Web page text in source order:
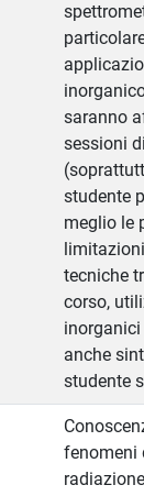
saranno
sessioni
studente
meglio le
tecniche
corso,
anche
studente
fenomeni